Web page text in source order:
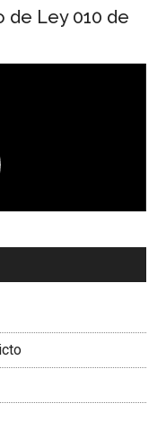
de Ley 010 de
01:04
Corporación